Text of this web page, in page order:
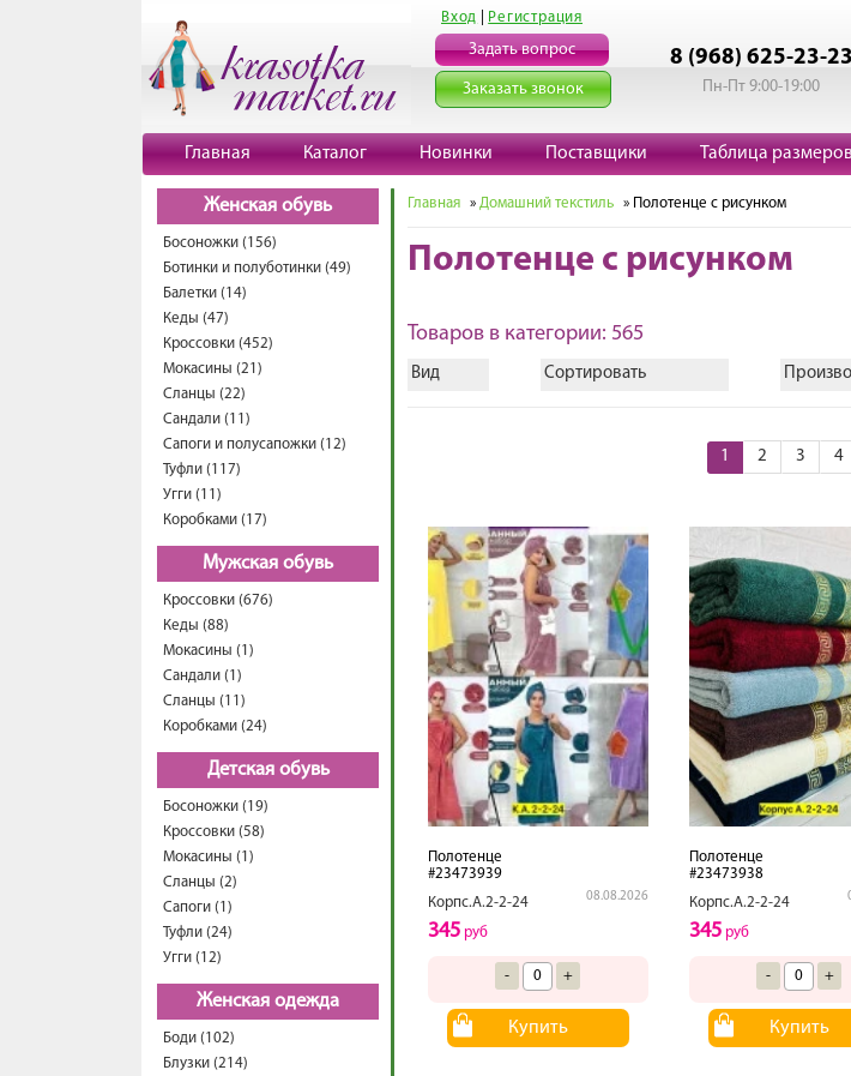
Вход Регистрация
Задать вопрос
Заказать звонок
8 (968) 625-23-23
Пн-Пт 9:00-19:00
Главная Каталог Новинки Поставщики Таблица
Женская обувь
Босоножки (156)
Ботинки и полуботинки (49)
Балетки (14)
Кеды (47)
Кроссовки (452)
Мокасины (21)
Сланцы (22)
Сандали (11)
Сапоги и полусапожки (12)
Туфли (117)
Угги (11)
Коробками (17)
Мужская обувь
Кроссовки (676)
Кеды (88)
Мокасины (1)
Сандали (1)
Сланцы (11)
Коробками (24)
Детская обувь
Босоножки (19)
Кроссовки (58)
Мокасины (1)
Сланцы (2)
Сапоги (1)
Туфли (24)
Угги (12)
Женская одежда
Боди (102)
Блузки (214)
Главная » Домашний текстиль » Полотенце с рисунком
Полотенце с рисунком
Товаров в категории: 565
Вид Сортировать
1 2 3 4
Полотенце
#23473939
Корпс.А.2-2-24
08.08.2026
345 руб
- +
Купить
Полотенце
#23473938
Корпс.А.2-2-24
345руб
- +
Купить